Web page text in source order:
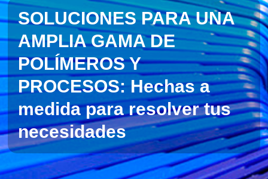
SOLUCIONES PARA UNA
AMPLIA GAMA DE
POLÍMEROS Y
PROCESOS:Hechas a
medida para resolver tus
necesidades